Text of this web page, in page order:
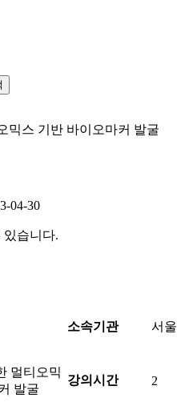
믹스 기반 바이오마커 발굴
04-30
있습니다.
소속기관 서
멀티오믹
발굴
강의시간 2